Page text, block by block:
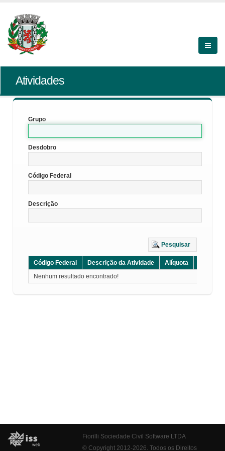
Atividades
Grupo
Desdobro
Código Federal
Descrição
Pesquisar
Código Federal Descrição da Atividade Alíquota
Nenhum resultado encontrado!
Fiorilli Sociedade Civil Software LTDA
© Copyright 2012-2026. Todos os Direitos